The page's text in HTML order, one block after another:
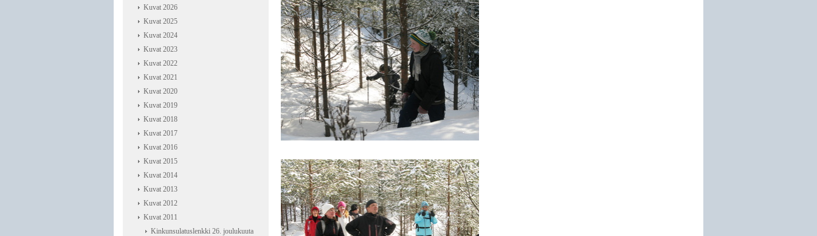
Kuvat 2026
Kuvat 2025
Kuvat 2024
Kuvat 2023
Kuvat 2022
Kuvat 2021
Kuvat 2020
Kuvat 2019
Kuvat 2018
Kuvat 2017
Kuvat 2016
Kuvat 2015
Kuvat 2014
Kuvat 2013
Kuvat 2012
Kuvat 2011
Kinkunsulatuslenkki 26. joulukuuta